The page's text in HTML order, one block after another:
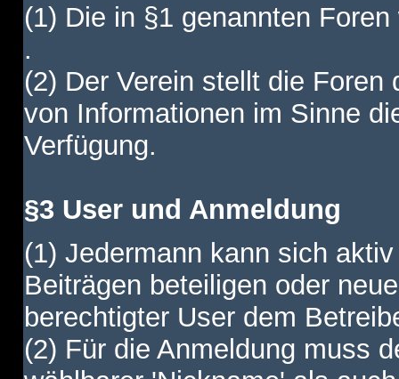
(1) Die in §1 genannten
.
(2) Der Verein stellt die
von Informationen im Sinne
Verfügung.
§3 User und Anmeldung
(1) Jedermann kann sich
Beiträgen beteiligen oder
berechtigter User dem
(2) Für die Anmeldung muss